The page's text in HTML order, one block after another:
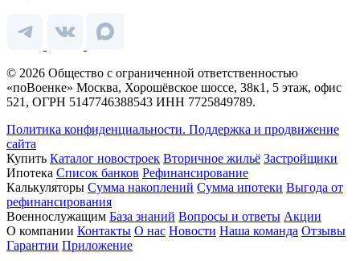
© 2026 Общество с ограниченной ответственностью
«поВоенке» Москва, Хорошёвское шоссе, 38к1, 5 этаж, офис
521, ОГРН 5147746388543 ИНН 7725849789.
Политика конфиденциальности. Поддержка и продвижение
сайта
Купить Каталог новостроек Вторичное жильё Застройщики
Ипотека Список банков Рефинансирование
Калькуляторы Сумма накоплений Сумма ипотеки Выгода от
рефинансирования
Военнослужащим База знаний Вопросы и ответы Акции
О компании Контакты О нас Новости Наша команда Отзывы
Гарантии Приложение